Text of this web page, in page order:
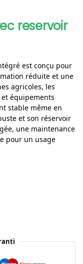
reservoir
est conçu pour
réduite et une
agricoles, les
équipements
stable même en
et son réservoir
une maintenance
pour un usage